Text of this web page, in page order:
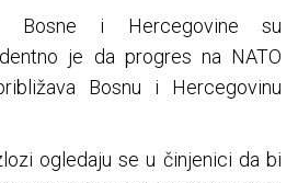
i Hercegovine su
je da progres na NATO
Bosnu i Hercegovinu
ogledaju se u činjenici da bi